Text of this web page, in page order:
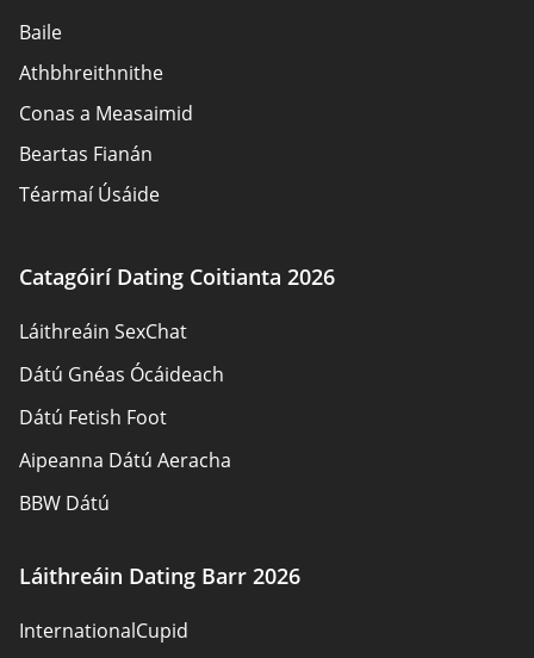
Baile
Athbhreithnithe
Conas a Measaimid
Beartas Fianán
Téarmaí Úsáide
Fúinn
Glaoigh orainn
Catagóirí Dating Coitianta 2026
Láithreáin SexChat
Dátú Gnéas Ócáideach
Dátú Fetish Foot
Aipeanna Dátú Aeracha
BBW Dátú
Dátú Pansexual
Láithreáin Dátú do Dhaoine Fásta
Láithreáin Dating Barr 2026
InternationalCupid